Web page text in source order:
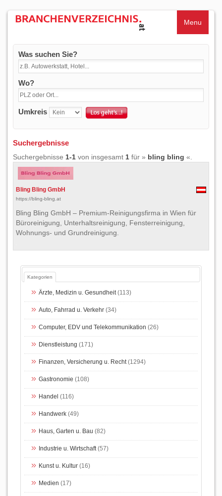
Menu
Was suchen Sie?
Wo?
Umkreis
Suchergebnisse
Suchergebnisse 1-1 von insgesamt 1 für » bling bling «.
Bling Bling GmbH
https://bling-bling.at
Bling Bling GmbH – Premium-Reinigungsfirma in Wien für
Büroreinigung, Unterhaltsreinigung, Fensterreinigung,
Wohnungs- und Grundreinigung.
Kategorien
Ärzte, Medizin u. Gesundheit(113)
Auto, Fahrrad u. Verkehr (34)
Computer, EDV und Telekommunikation (26)
Dienstleistung (171)
Finanzen, Versicherung u. Recht(1294)
Gastronomie (108)
Handel (116)
Handwerk (49)
Haus, Garten u. Bau (82)
Industrie u. Wirtschaft(57)
Kunst u. Kultur (16)
Medien (17)